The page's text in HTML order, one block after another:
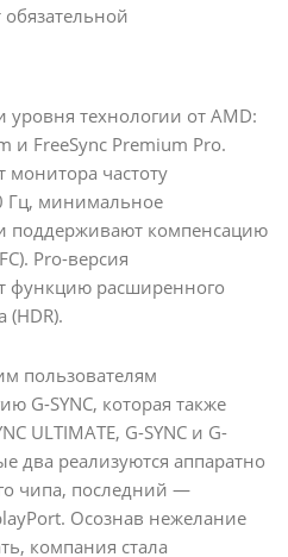
обязательной
уровня технологии от AMD:
и FreeSync Premium Pro.
монитора частоту
Гц, минимальное
поддерживают компенсацию
Pro-версия
функцию расширенного
(HDR).
пользователям
G-SYNC, которая также
ULTIMATE, G-SYNC и G-
два реализуются аппаратно
чипа, последний —
Осознав нежелание
компания стала